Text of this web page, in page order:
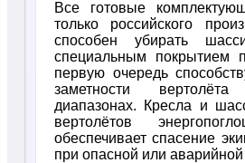
Все готовые
только российского
способен убирать
специальным покрытием
первую очередь
заметности
диапазонах. Кресла и
вертолётов
обеспечивает спасение
при опасной или аварийной